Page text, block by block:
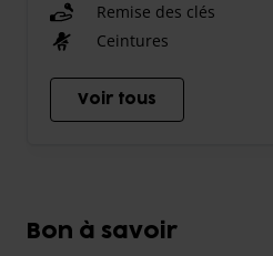
Remise des clés
Ceintures
Voir tous
Bon à savoir